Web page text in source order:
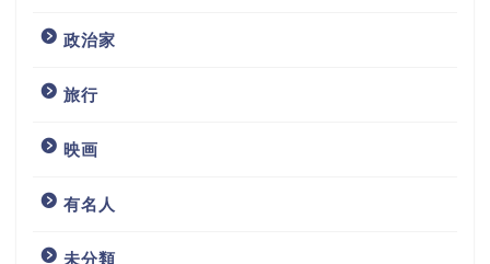
政治家
旅行
映画
有名人
未分類